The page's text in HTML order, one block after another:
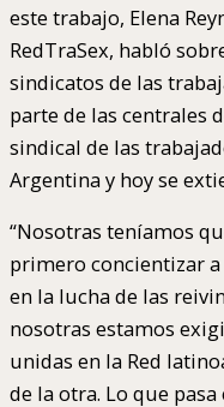
este trabajo, Elena
RedTraSex, habló
sindicatos de las
parte de las centrales
sindical de las
Argentina y hoy se
“Nosotras teníamos
primero concientizar
en la lucha de las
nosotras estamos
unidas en la Red
de la otra. Lo que